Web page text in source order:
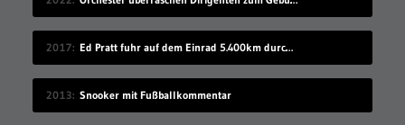
2017 Ed Pratt fuhr auf dem Einrad 5.400km durch China
2013 Snooker mit Fußballkommentar